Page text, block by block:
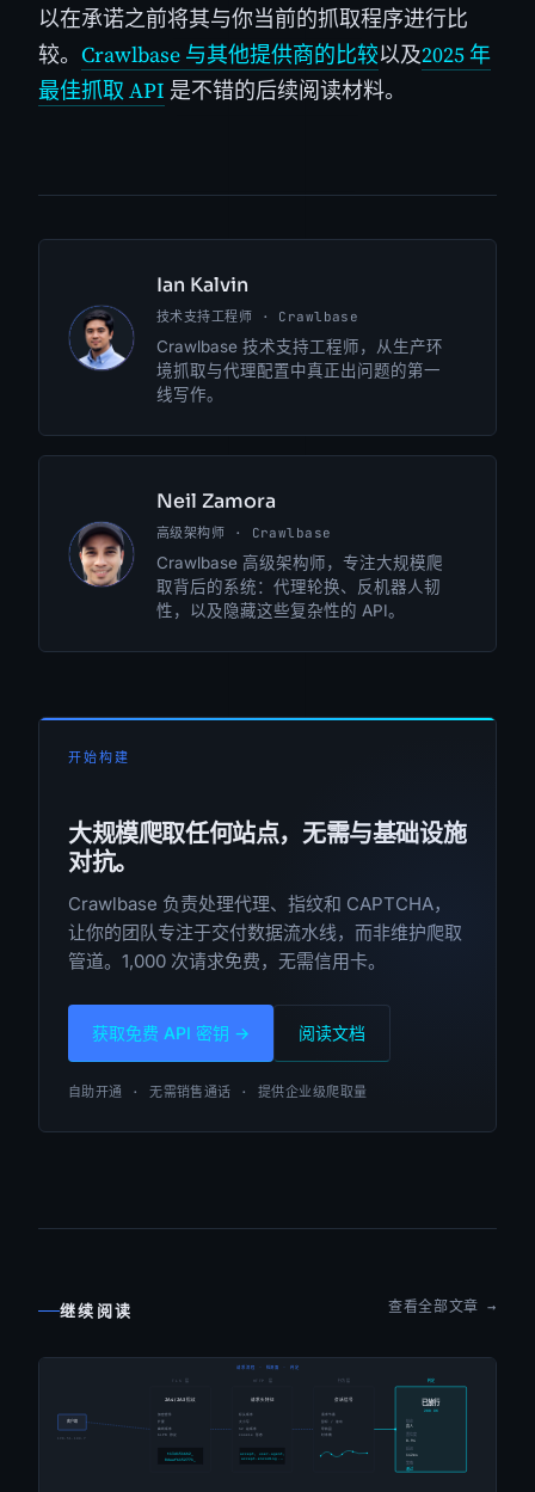
以在承诺之前将其与你当前的抓取程序进行比
较。 Crawlbase 与其他提供商的比较以及2025 年
最佳抓取 API 是不错的后续阅读材料。
IK
Ian Kalvin
技术支持工程师 · Crawlbase
Crawlbase 技术支持工程师，从生产环
境抓取与代理配置中真正出问题的第一
线写作。
NZ
Neil Zamora
高级架构师 · Crawlbase
Crawlbase 高级架构师，专注大规模爬
取背后的系统：代理轮换、反机器人韧
性，以及隐藏这些复杂性的 API。
开始构建
大规模爬取任何站点，无需与基础设施
对抗。
Crawlbase 负责处理代理、指纹和 CAPTCHA，
让你的团队专注于交付数据流水线，而非维护爬取
管道。1,000 次请求免费，无需信用卡。
获取免费 API 密钥 → 阅读文档
自助开通 · 无需销售通话 · 提供企业级爬取量
继续阅读 查看全部文章 →